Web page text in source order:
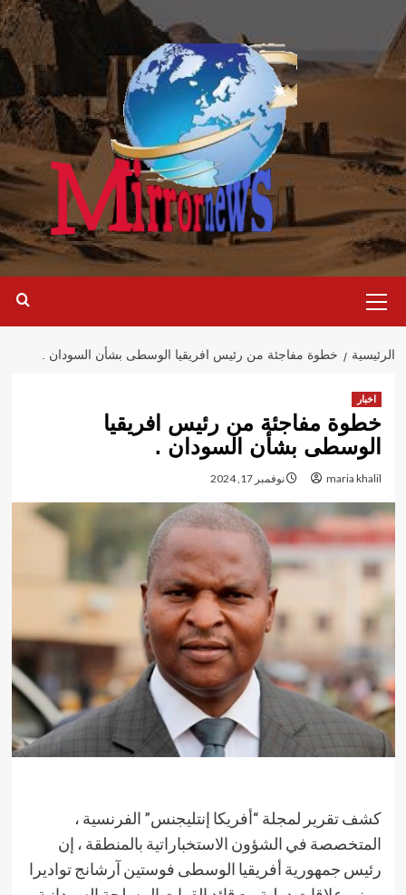
تخطي
إلى
المحتوى
الرئيسية
الرئيسية خطوة مفاجئة من رئيس افريقيا الوسطى بشأن السودان .
اخبار
خطوة مفاجئة من رئيس افريقيا
الوسطى بشأن السودان .
maria khalil نوفمبر 17, 2024
كشف تقرير لمجلة “أفريكا إنتليجنس” الفرنسية ،
المتخصصة في الشؤون الاستخباراتية بالمنطقة ، إن
رئيس جمهورية أفريقيا الوسطى فوستين آرشانج تواديرا